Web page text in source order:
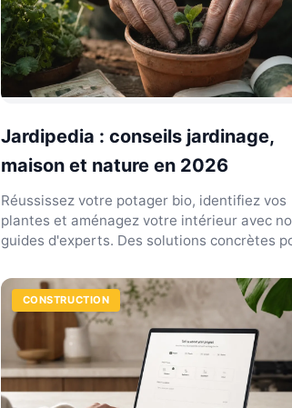
Jardipedia : conseils jardinage,
maison et nature en 2026
Réussissez votre potager bio, identifiez vos
plantes et aménagez votre intérieur avec
guides d'experts. Des solutions concrètes
CONSTRUCTION